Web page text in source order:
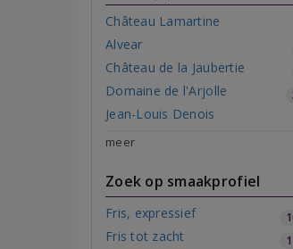
Château Lamartine
Alvear
Château de la Jaubertie
Domaine de l'Arjolle
Jean-Louis Denois
meer
Zoek op smaakprofiel
Fris, expressief
Fris tot zacht